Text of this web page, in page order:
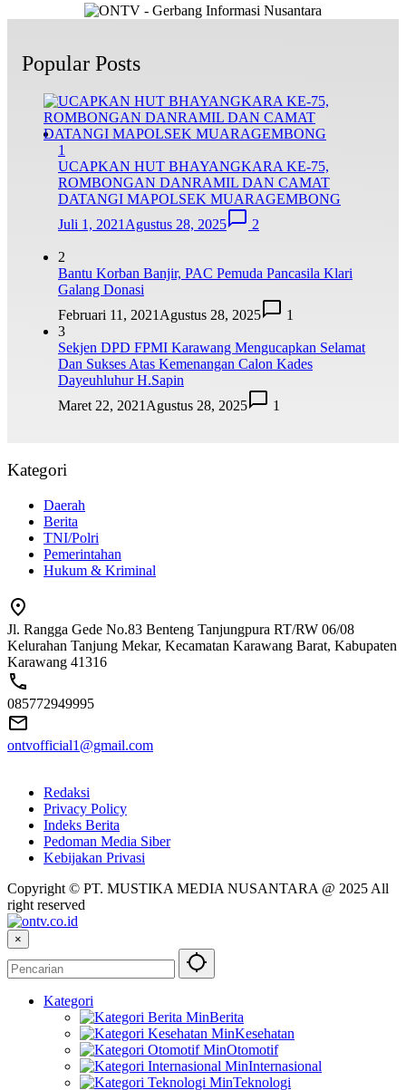
Popular Posts
1
UCAPKAN HUT BHAYANGKARA KE-75,
ROMBONGAN DANRAMIL DAN CAMAT
DATANGI MAPOLSEK MUARAGEMBONG
Juli 1, 2021Agustus 28, 2025 2
2
Bantu Korban Banjir, PAC Pemuda Pancasila Klari
Galang Donasi
Februari 11, 2021Agustus 28, 2025
1
3
Sekjen DPD FPMI Karawang Mengucapkan Selamat
Dan Sukses Atas Kemenangan Calon Kades
Dayeuhluhur H.Sapin
Maret 22, 2021Agustus 28, 2025 1
Kategori
Daerah
Berita
TNI/Polri
Pemerintahan
Hukum & Kriminal
Jl. Rangga Gede No.83 Benteng Tanjungpura RT/RW 06/08
Kelurahan Tanjung Mekar, Kecamatan Karawang Barat, Kabupaten
Karawang 41316
085772949995
ontvofficial1@gmail.com
Redaksi
Privacy Policy
Indeks Berita
Pedoman Media Siber
Kebijakan Privasi
Copyright © PT. MUSTIKA MEDIA NUSANTARA @ 2025 All
right reserved
×
Kategori
Berita
Kesehatan
Otomotif
Internasional
Teknologi